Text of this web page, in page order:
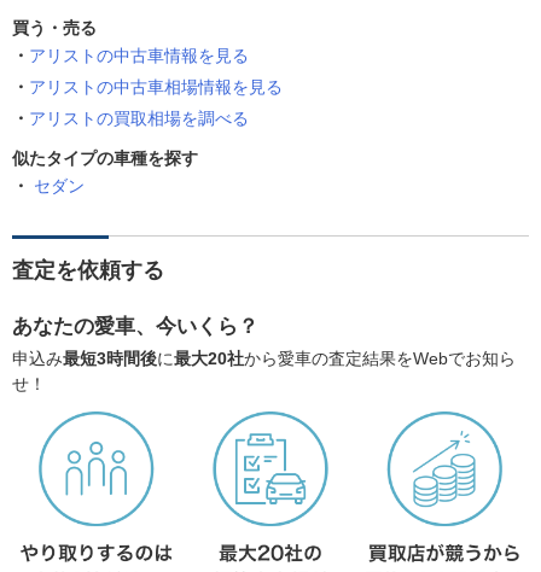
買う・売る
アリストの中古車情報を見る
アリストの中古車相場情報を見る
アリストの買取相場を調べる
似たタイプの車種を探す
セダン
査定を依頼する
あなたの愛車、今いくら？
申込み最短3時間後に最大20社から愛車の査定結果をWebでお知ら
せ！